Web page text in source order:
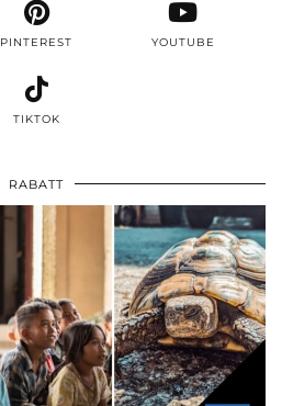
PINTEREST YOUTUBE
TIKTOK
RABATT